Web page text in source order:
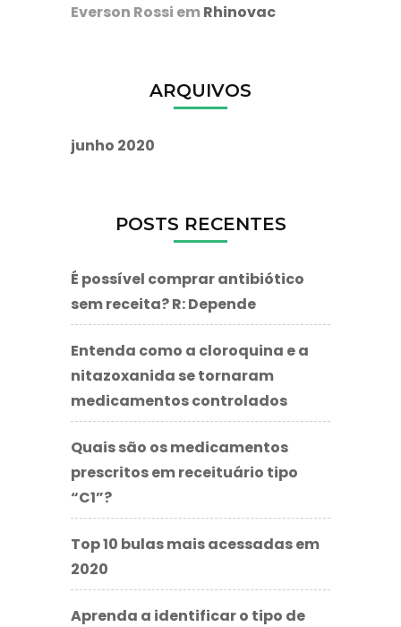
Everson Rossi em Rhinovac
ARQUIVOS
junho 2020
POSTS RECENTES
É possível comprar antibiótico
sem receita? R: Depende
Entenda como a cloroquina e a
nitazoxanida se tornaram
medicamentos controlados
Quais são os medicamentos
prescritos em receituário tipo
“C1”?
Top 10 bulas mais acessadas em
2020
Aprenda a identificar o tipo de